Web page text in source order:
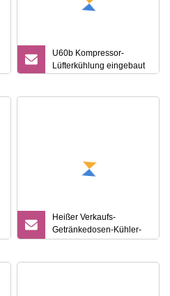
U60b Kompressor-
Lüfterkühlung eingebaut
Heißer Verkaufs-
Getränkedosen-Kühler-
Minibar-Kühlschrank für